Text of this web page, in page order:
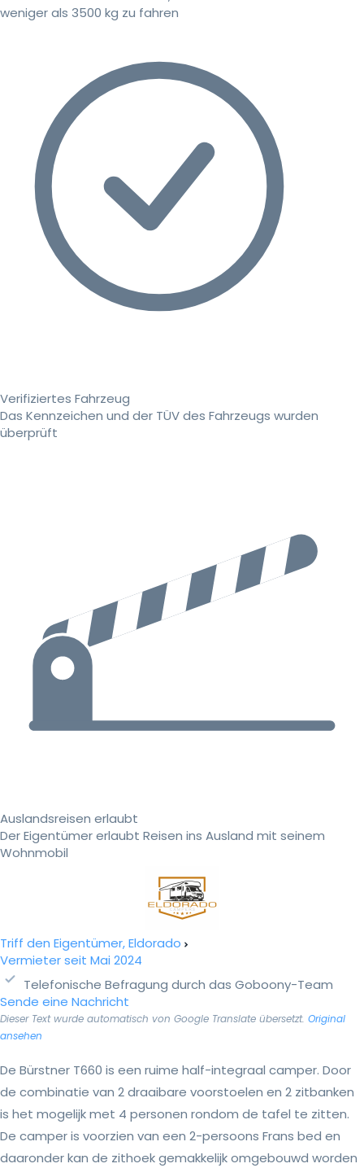
weniger als 3500 kg zu fahren
Verifiziertes Fahrzeug
Das Kennzeichen und der TÜV des Fahrzeugs wurden
überprüft
Auslandsreisen erlaubt
Der Eigentümer erlaubt Reisen ins Ausland mit seinem
Wohnmobil
Triff den Eigentümer, Eldorado
Vermieter seit Mai 2024
Telefonische Befragung durch das Goboony-Team
Sende eine Nachricht
Dieser Text wurde automatisch von Google Translate übersetzt. Original
ansehen
De Bürstner T660 is een ruime half-integraal camper. Door
de combinatie van 2 draaibare voorstoelen en 2 zitbanken
is het mogelijk met 4 personen rondom de tafel te zitten.
De camper is voorzien van een 2-persoons Frans bed en
daaronder kan de zithoek gemakkelijk omgebouwd worden